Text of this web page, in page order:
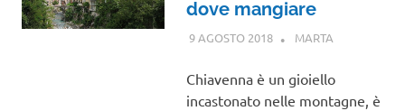
dove mangiare
9 AGOSTO 2018 MARTA
Chiavenna è un gioiello
incastonato nelle montagne, è